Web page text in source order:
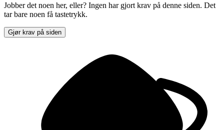
Jobber det noen her, eller? Ingen har gjort krav på denne siden. Det
tar bare noen få tastetrykk.
Gjør krav på siden